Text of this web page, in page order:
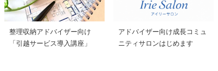
整理収納アドバイザー向け
「引越サービス導入講座」
アドバイザー向け成長コミュ
ニティサロンはじめます